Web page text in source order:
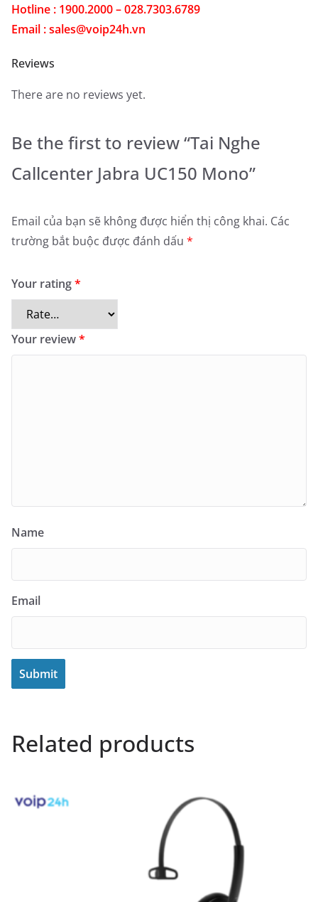
Hotline : 1900.2000 – 028.7303.6789
Email : sales@voip24h.vn
Reviews
There are no reviews yet.
Be the first to review “Tai Nghe
Callcenter Jabra UC150 Mono”
Email của bạn sẽ không được hiển thị công khai. Các
trường bắt buộc được đánh dấu *
Your rating*
Your review*
Name
Email
Related products